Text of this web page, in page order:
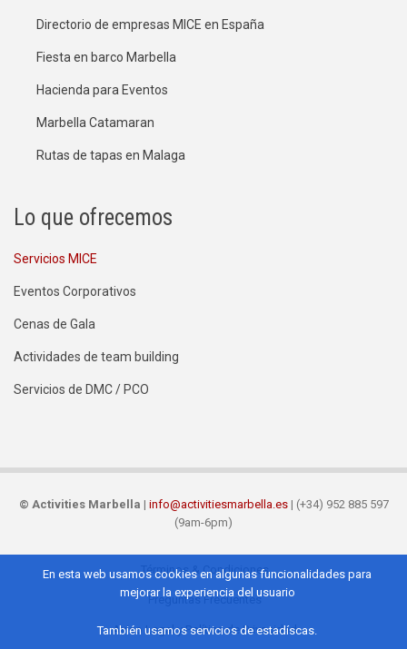
Directorio de empresas MICE en España
Fiesta en barco Marbella
Hacienda para Eventos
Marbella Catamaran
Rutas de tapas en Malaga
Lo que ofrecemos
Servicios MICE
Eventos Corporativos
Cenas de Gala
Actividades de team building
Servicios de DMC / PCO
© Activities Marbella | info@activitiesmarbella.es| (+34) 952 885 597
(9am-6pm)
Footer
Términos & Condiciones
Preguntas Frecuentes
Aviso Legal y Política de Privacidad
En esta web usamos cookies en algunas funcionalidades para
mejorar la experiencia del usuario
También usamos servicios de estadíscas.